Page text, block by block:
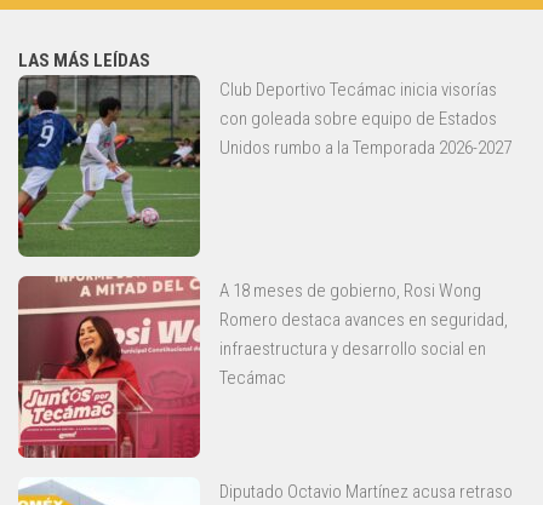
LAS MÁS LEÍDAS
Club Deportivo Tecámac inicia visorías
con goleada sobre equipo de Estados
Unidos rumbo a la Temporada 2026-2027
A 18 meses de gobierno, Rosi Wong
Romero destaca avances en seguridad,
infraestructura y desarrollo social en
Tecámac
Diputado Octavio Martínez acusa retraso